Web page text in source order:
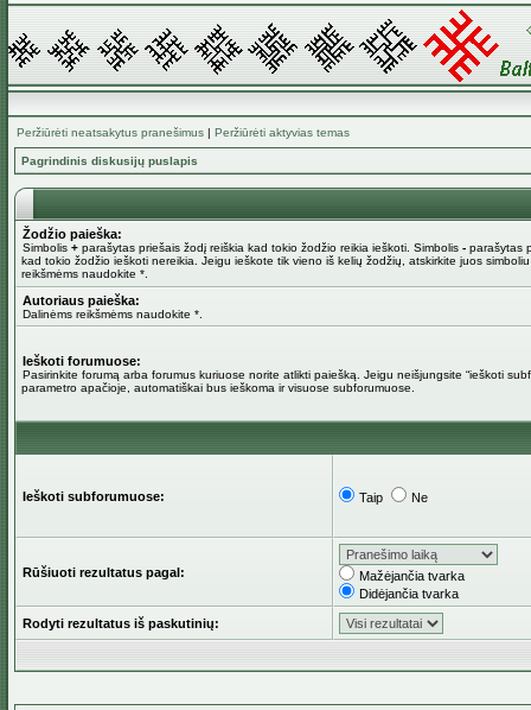
Peržiūrėti neatsakytus pranešimus | Peržiūrėti aktyvias temas
Pagrindinis diskusijų puslapis
Žodžio paieška:
Simbolis + parašytas priešais žodį reiškia kad tokio žodžio reikia ieškoti. Simbolis - parašytas
kad tokio žodžio ieškoti nereikia. Jeigu ieškote tik vieno iš kelių žodžių, atskirkite juos
reikšmėms naudokite *.
Autoriaus paieška:
Dalinėms reikšmėms naudokite *.
Ieškoti forumuose:
Pasirinkite forumą arba forumus kuriuose norite atlikti paiešką. Jeigu neišjungsite “ieškoti
parametro apačioje, automatiškai bus ieškoma ir visuose subforumuose.
Ieškoti subforumuose: Taip Ne
Rūšiuoti rezultatus pagal:
Mažėjančia tvarka
Didėjančia tvarka
Rodyti rezultatus iš paskutinių: